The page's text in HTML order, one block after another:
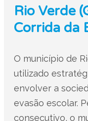
Rio Verde
Corrida da
O município de
utilizado
envolver a
evasão escolar.
consecutivo, o